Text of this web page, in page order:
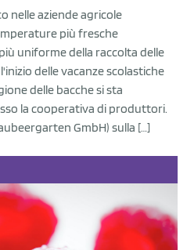
nelle aziende agricole
più fresche
uniforme della raccolta delle
delle vacanze scolastiche
delle bacche si sta
la cooperativa di produttori.
GmbH) sulla […]